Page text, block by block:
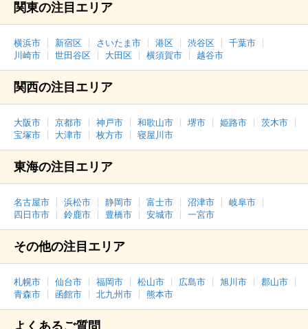
関東の注目エリア
横浜市 新宿区 さいたま市 港区 渋谷区
千葉市
川崎市
世田谷区 大田区 横須賀市 越谷市
関西の注目エリア
大阪市 京都市 神戸市 和歌山市 堺市 姫路市
茨木市
宝塚市
大津市 枚方市 寝屋川市
東海の注目エリア
名古屋市 浜松市 静岡市 富士市 沼津市
岐阜市
四日市市
鈴鹿市 豊橋市 安城市 一宮市
その他の注目エリア
札幌市 仙台市 福岡市 松山市 広島市 旭川市
郡山市
青森市
函館市 北九州市 熊本市
よくあるご質問